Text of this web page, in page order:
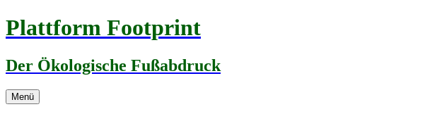
Zum
Inhalt
Plattform Footprint
Der Ökologische Fußabdruck
Menü